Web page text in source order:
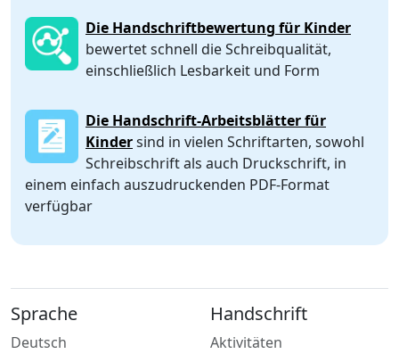
Die Handschriftbewertung für Kinder
bewertet schnell die Schreibqualität,
einschließlich Lesbarkeit und Form
Die Handschrift-Arbeitsblätter für
Kindersind in vielen Schriftarten, sowohl
Schreibschrift als auch Druckschrift, in
einem einfach auszudruckenden PDF-Format
verfügbar
Sprache
Deutsch
Handschrift
Aktivitäten